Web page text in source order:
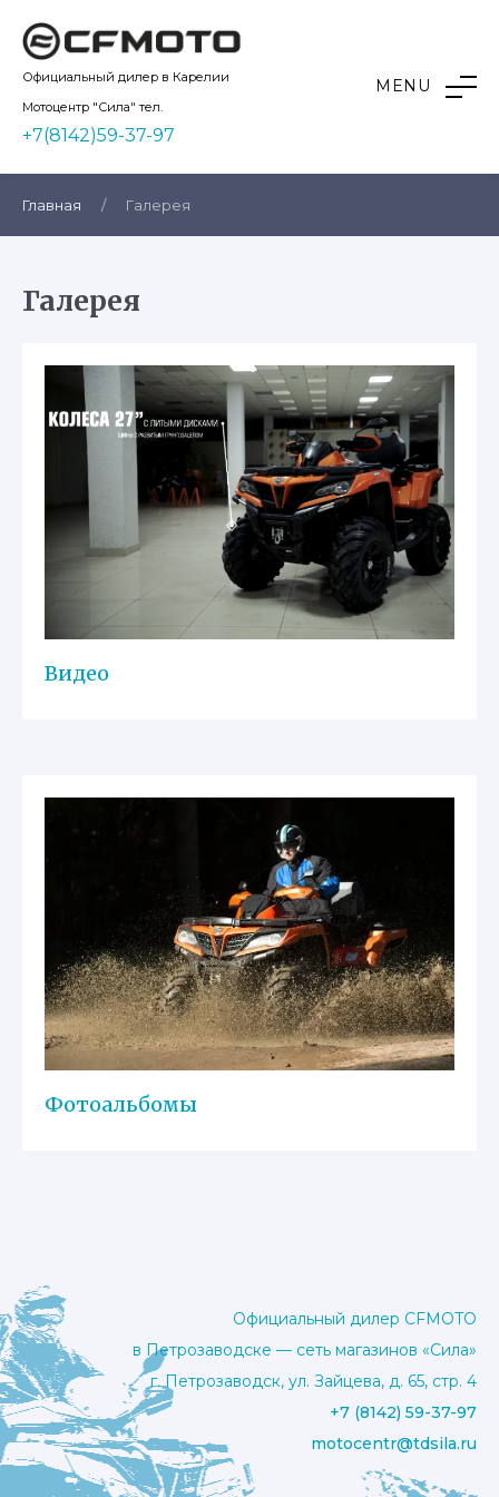
content
Kvadro10
Официальный дилер в Карелии
Мотоцентр "Сила" тел.
+7(8142)59-37-97
MENU
Главная / Галерея
Галерея
Видео
Фотоальбомы
Официальный дилер CFMOTO
в Петрозаводске — сеть магазинов «Сила»
г. Петрозаводск, ул. Зайцева, д. 65, стр. 4
+7 (8142) 59-37-97
motocentr@tdsila.ru